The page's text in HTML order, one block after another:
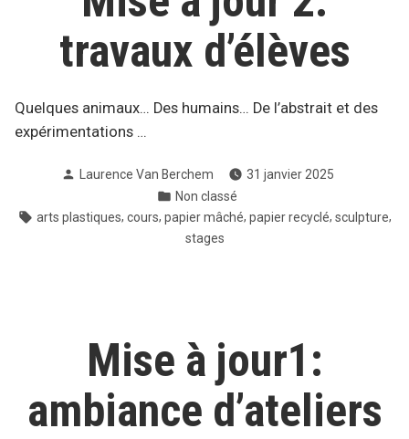
travaux d’élèves
Quelques animaux… Des humains… De l’abstrait et des
expérimentations …
Publié
Laurence Van Berchem
31 janvier 2025
Publié
dans
Non classé
Étiquettes :
arts plastiques, cours, papier mâché, papier recyclé, sculpture,
stages
Mise à jour1:
ambiance d’ateliers